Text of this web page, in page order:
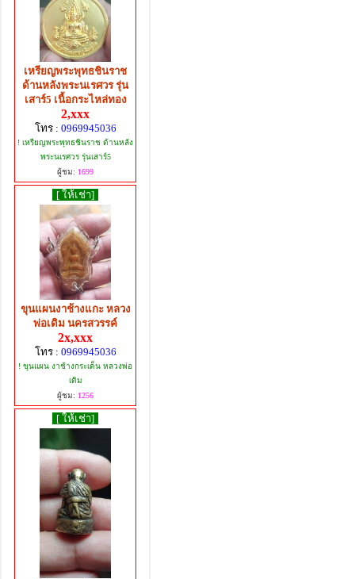
เหรียญพระพุทธชินราช
ด้านหลังพระนเรศวร รุ่น
เสาร์5 เนื้อกระไหล่ทอง
2,xxx
โทร : 0969945036
! เหรียญพระพุทธชินราช ด้านหลัง
พระนเรศวร รุ่นเสาร์5
ผู้ชม: 1699
[ ให้เช่า]
ขุนแผนงาช้างแกะ หลวง
พ่อเดิม นครสวรรค์
2x,xxx
โทร : 0969945036
! ขุนแผน งาช้างกระเด็น หลวงพ่อ
เดิม
ผู้ชม: 1256
[ ให้เช่า]